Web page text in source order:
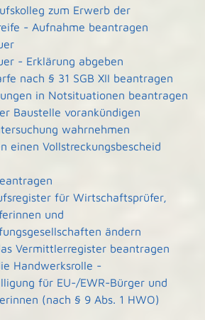
zum Erwerb der
- Aufnahme beantragen
- Erklärung abgeben
nach § 31 SGB XII beantragen
in Notsituationen beantragen
Baustelle vorankündigen
wahrnehmen
einen Vollstreckungsbescheid
für Wirtschaftsprüfer,
und
ändern
Vermittlerregister beantragen
Handwerksrolle -
für EU-/EWR-Bürger und
(nach § 9 Abs. 1 HWO)